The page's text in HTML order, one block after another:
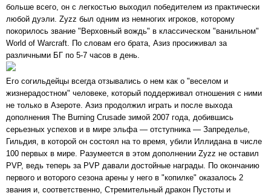
больше всего, он с легкостью выходил победителем из практически
любой дуэли. Zyzz был одним из немногих игроков, которому
покорилось звание "Верховный вождь" в классическом "ванильном"
World of Warcraft. По словам его брата, Азиз просиживал за
различными БГ по 5-7 часов в день.
Его согильдейцы всегда отзывались о нем как о "веселом и
жизнерадостном" человеке, который поддерживал отношения с ними
не только в Азероте. Азиз продолжил играть и после выхода
дополнения The Burning Crusade зимой 2007 года, добившись
серьезных успехов и в мире эльфа — отступника — Запределье,
Гильдия, в которой он состоял на то время, убили Иллидана в числе
100 первых в мире. Разумеется в этом дополнении Zyzz не оставил
PVP, ведь теперь за PVP давали достойные награды. По окончанию
первого и воторого сезона арены у него в "копилке" оказалось 2
звания и, соответственно, Стремительный дракон Пустоты и